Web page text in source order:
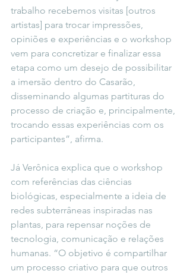
trabalho recebemos visitas [outros
artistas] para trocar impressões,
opiniões e experiências e o workshop
vem para concretizar e finalizar essa
etapa como um desejo de possibilitar
a imersão dentro do Casarão,
disseminando algumas partituras do
processo de criação e, principalmente,
trocando essas experiências com os
participantes”, afirma.
Já Verônica explica que o workshop
com referências das ciências
biológicas, especialmente a ideia de
redes subterrâneas inspiradas nas
plantas, para repensar noções de
tecnologia, comunicação e relações
humanas. “O objetivo é compartilhar
um processo criativo para que outros